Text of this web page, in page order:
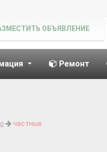
Ремонт
ОБЪЯВЛЕНИЕ
частные